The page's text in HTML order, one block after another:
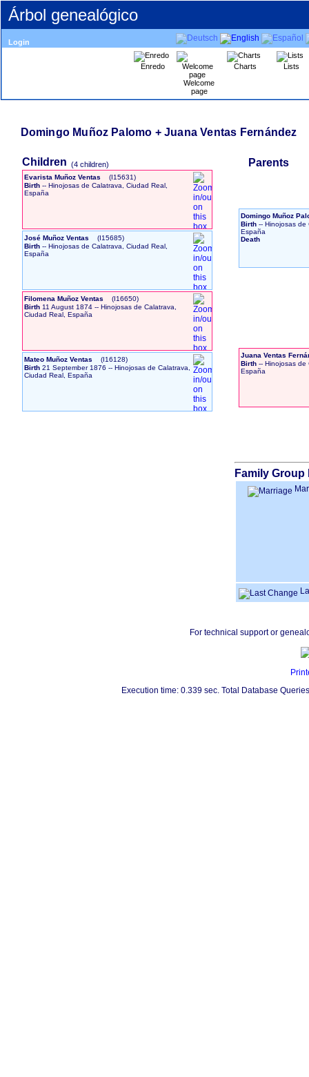
Árbol genealógico
Login
Enredo
Welcome
page
Charts Lists
Domingo Muñoz Palomo + Juana Ventas Fernández
Children ‎(4 children)‎
Evarista Muñoz Ventas
‎(I15631)‎
Birth-- Hinojosas de Calatrava, Ciudad Real,
España
José Muñoz Ventas
‎(I15685)‎
Birth-- Hinojosas de Calatrava, Ciudad Real,
España
Filomena Muñoz Ventas
‎(I16650)‎
Birth 11 August 1874-- Hinojosas de Calatrava,
Ciudad Real, España
Mateo Muñoz Ventas
‎(I16128)‎
Birth 21 September 1876 -- Hinojosas de Calatrava,
Ciudad Real, España
Parents
Domingo Muñoz
Birth-- Hinojosas de
España
Death
Juana Ventas
Birth-- Hinojosas de
España
Family
For technical support or
Execution time: 0.339 sec. Total Database